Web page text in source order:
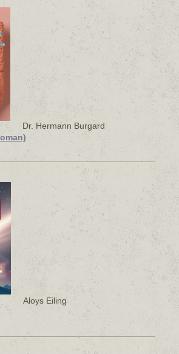
Dr. Hermann Burgard
Aloys Eiling